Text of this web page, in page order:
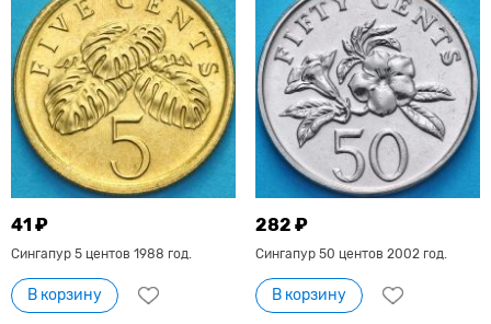
41 ₽
Сингапур 5 центов 1988 год.
В корзину
282 ₽
Сингапур 50 центов 2002 год.
В корзину